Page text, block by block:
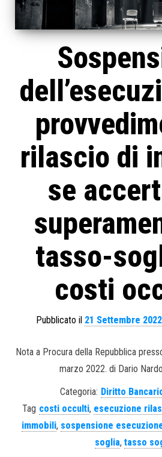
rilascio di
se
tasso-
costi
Pubblicato il 21 Settembre 2022
Nota a Procura della Repubblica
marzo 2022. di Dario
Categoria: Diritto
Tag costi occulti, esecuzione
immobili, sospensione
soglia, tasso